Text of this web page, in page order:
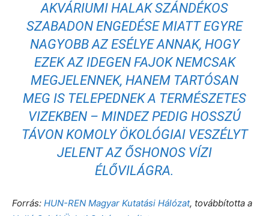
AKVÁRIUMI HALAK SZÁNDÉKOS
SZABADON ENGEDÉSE MIATT EGYRE
NAGYOBB AZ ESÉLYE ANNAK, HOGY
EZEK AZ IDEGEN FAJOK NEMCSAK
MEGJELENNEK, HANEM TARTÓSAN
MEG IS TELEPEDNEK A TERMÉSZETES
VIZEKBEN – MINDEZ PEDIG HOSSZÚ
TÁVON KOMOLY ÖKOLÓGIAI VESZÉLYT
JELENT AZ ŐSHONOS VÍZI
ÉLŐVILÁGRA.
Forrás: HUN-REN Magyar Kutatási Hálózat, továbbította a